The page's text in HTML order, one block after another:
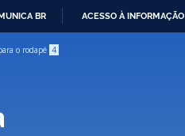
BR ACESSO À INFORMAÇÃO
o rodapé 4